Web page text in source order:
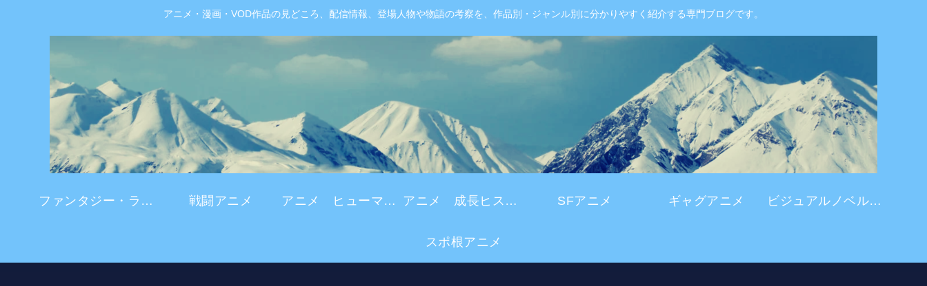
アニメ・漫画・VOD作品の見どころ、配信情報、登場人物や物語の考察を、作品別・ジャンル別に分かりやすく紹介する専門ブログです。
ファンタジー・ラブコメ 戦闘アニメ アニメ ヒューマンドラマ アニメ 成長ヒストリー SFアニメ ギャグアニメ ビジュアルノベル系 アニメ
スポ根アニメ